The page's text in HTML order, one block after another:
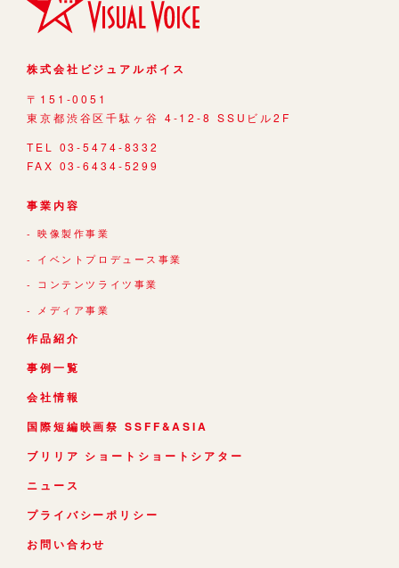
株式会社ビジュアルボイス
〒151-0051
東京都渋谷区千駄ヶ谷 4-12-8 SSUビル2F
TEL 03-5474-8332
FAX 03-6434-5299
事業内容
映像製作事業
イベントプロデュース事業
コンテンツライツ事業
メディア事業
作品紹介
事例一覧
会社情報
国際短編映画祭 SSFF&ASIA
ブリリア ショートショートシアター
ニュース
プライバシーポリシー
お問い合わせ